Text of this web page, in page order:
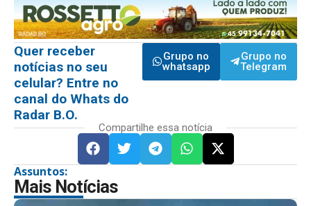
Quer receber
notícias no seu
celular? Entre no
canal do Whats do
Radar B.O.
Grupo no
whatsapp
Grupo no
Telegram
Compartilhe essa notícia
Assuntos:
Mais Notícias